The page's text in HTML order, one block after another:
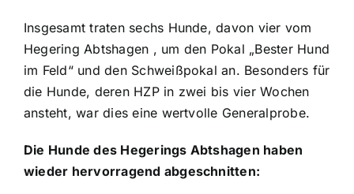
Insgesamt traten sechs Hunde, davon vier vom
Hegering Abtshagen , um den Pokal „Bester Hund
im Feld“ und den Schweißpokal an. Besonders für
die Hunde, deren HZP in zwei bis vier Wochen
ansteht, war dies eine wertvolle Generalprobe.
Die Hunde des Hegerings Abtshagen haben
wieder hervorragend abgeschnitten: